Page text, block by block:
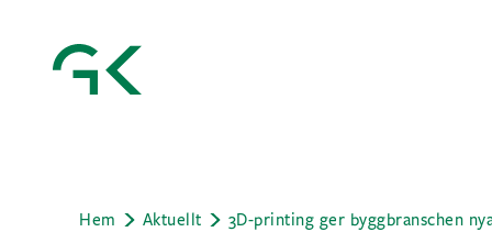
Hem Aktuellt